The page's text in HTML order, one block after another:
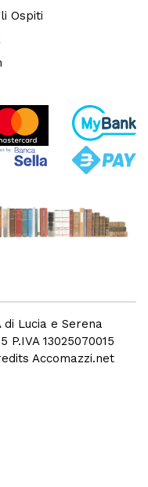
Ospiti
di Lucia e Serena
P.IVA 13025070015
Accomazzi.net